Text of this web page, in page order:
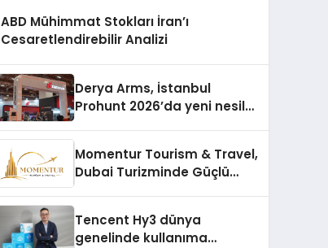
ABD Mühimmat Stokları İran’ı
Cesaretlendirebilir Analizi
Derya Arms, İstanbul
Prohunt 2026’da yeni nesil
Momentur Tourism & Travel,
Dubai Turizminde Güçlü
Tencent Hy3 dünya
genelinde kullanıma